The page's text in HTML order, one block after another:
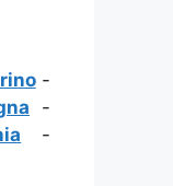
-
-
-